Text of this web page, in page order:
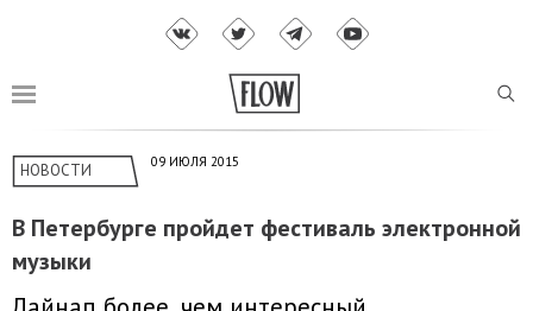
НОВОСТИ 09 ИЮЛЯ 2015
В Петербурге пройдет фестиваль электронной
музыки